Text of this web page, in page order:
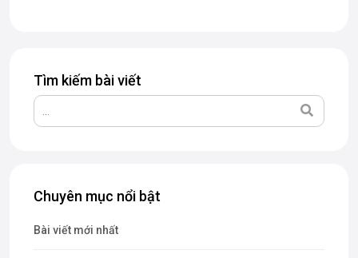
Tìm kiếm bài viết
Chuyên mục nổi bật
Bài viết mới nhất